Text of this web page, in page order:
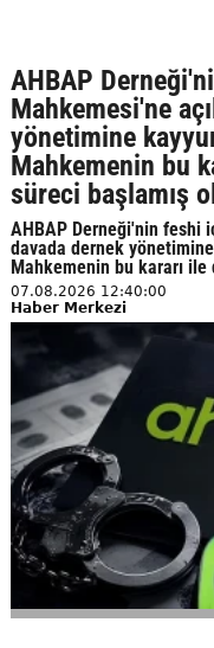
AHBAP
Mahkemesi'ne
yönetimine
Mahkemenin bu
süreci başlamış
AHBAP Derneği'nin feshi
davada dernek
Mahkemenin bu kararı
07.08.2026 12:40:00
Haber Merkezi